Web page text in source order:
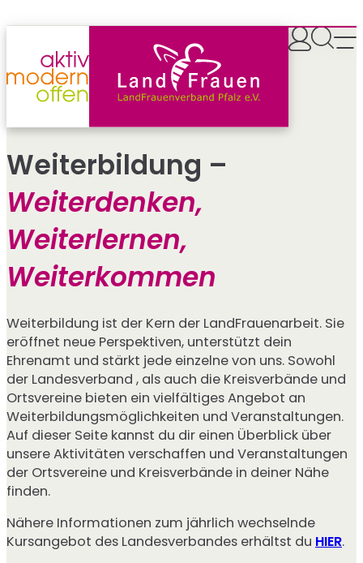
springen
Weiterbildung –
Weiterdenken,
Weiterlernen,
Weiterkommen
Weiterbildung ist der Kern der LandFrauenarbeit. Sie
eröffnet neue Perspektiven, unterstützt dein
Ehrenamt und stärkt jede einzelne von uns. Sowohl
der Landesverband , als auch die Kreisverbände und
Ortsvereine bieten ein vielfältiges Angebot an
Weiterbildungsmöglichkeiten und Veranstaltungen.
Auf dieser Seite kannst du dir einen Überblick über
unsere Aktivitäten verschaffen und Veranstaltungen
der Ortsvereine und Kreisverbände in deiner Nähe
finden.
Nähere Informationen zum jährlich wechselnde
Kursangebot des Landesverbandes erhältst du HIER.